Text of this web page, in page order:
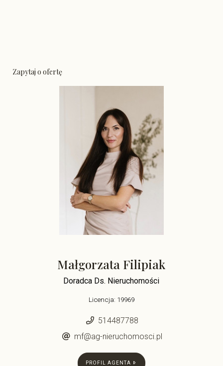
Zapytaj o ofertę
Małgorzata Filipiak
Doradca Ds. Nieruchomości
Licencja: 19969
514487788
mf@ag-nieruchomosci.pl
PROFIL AGENTA